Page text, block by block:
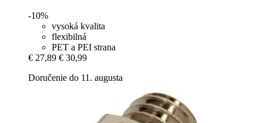
-10%
vysoká kvalita
flexibilná
PET a PEI strana
€ 27,89 € 30,99
Doručenie do 11. augusta